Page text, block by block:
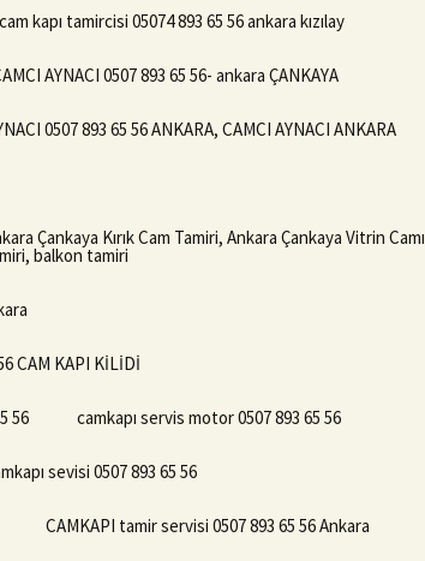
cam kapı tamircisi 05074 893 65 56 ankara kızılay
AYNACI 0507 893 65 56- ankara ÇANKAYA
0507 893 65 56 ANKARA, CAMCI AYNACI ANKARA
Çankaya Kırık Cam Tamiri, Ankara Çankaya Vitrin Camı
balkon tamiri
CAM KAPI KİLİDİ
56 camkapı servis motor 0507 893 65 56
sevisi 0507 893 65 56
CAMKAPI tamir servisi 0507 893 65 56 Ankara